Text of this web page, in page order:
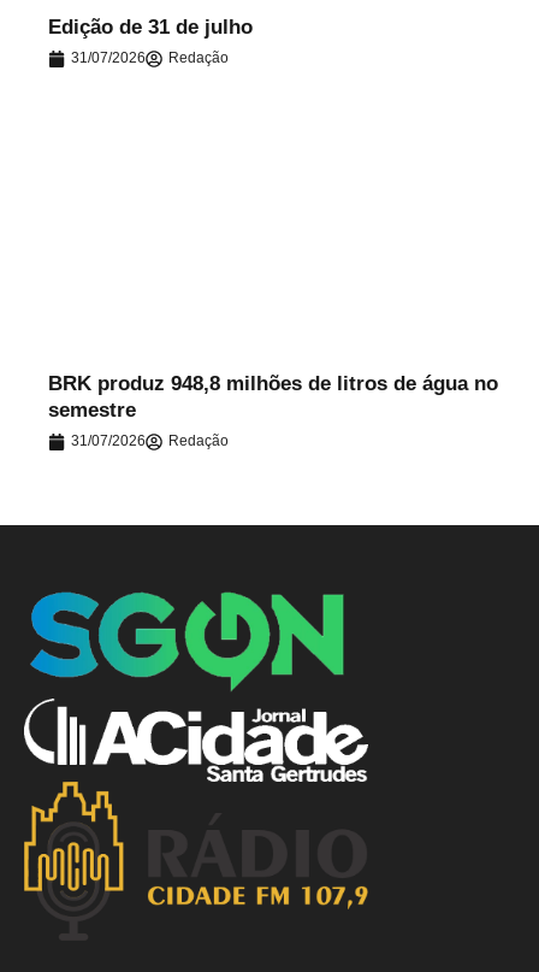
Edição de 31 de julho
31/07/2026 Redação
BRK produz 948,8 milhões de litros de água no
semestre
31/07/2026 Redação